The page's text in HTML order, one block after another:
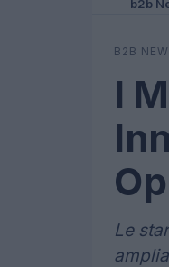
b2b
B2B
I
Le